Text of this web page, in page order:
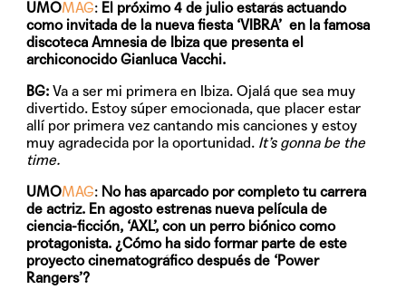
UMOMAG: El próximo 4 de julio estarás actuando
como invitada de la nueva fiesta ‘VIBRA’ en la famosa
discoteca Amnesia de Ibiza que presenta el
archiconocido Gianluca Vacchi.
BG: Va a ser mi primera en Ibiza. Ojalá que sea muy
divertido. Estoy súper emocionada, que placer estar
allí por primera vez cantando mis canciones y estoy
muy agradecida por la oportunidad. It’s gonna be the
time.
UMOMAG: No has aparcado por completo tu carrera
de actriz. En agosto estrenas nueva película de
ciencia-ficción, ‘AXL’, con un perro biónico como
protagonista. ¿Cómo ha sido formar parte de este
proyecto cinematográfico después de ‘Power
Rangers’?